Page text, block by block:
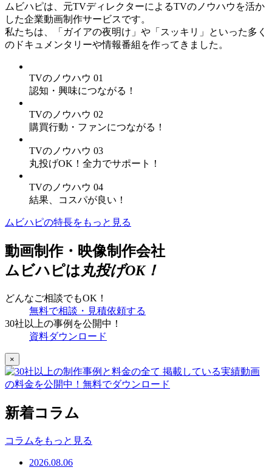
ムビハピは、元TVディレクターによるTVのノウハウを活か
した企業動画制作サービスです。
私たちは、「ガイアの夜明け」や「スッキリ」といった多く
のドキュメンタリーや情報番組を作ってきました。
TVのノウハウ 01
認知・興味につながる！
TVのノウハウ 02
購買行動・ファンにつながる！
TVのノウハウ 03
丸投げOK！全力でサポート！
TVのノウハウ 04
結果、コスパが良い！
ムビハピの特長をもっと見る
動画制作・映像制作会社
ムビハピは 丸投げOK！
どんなご相談でもOK！
無料で相談・見積依頼する
30社以上の事例を公開中！
資料ダウンロード
×
新着コラム
コラムをもっと見る
2026.08.06